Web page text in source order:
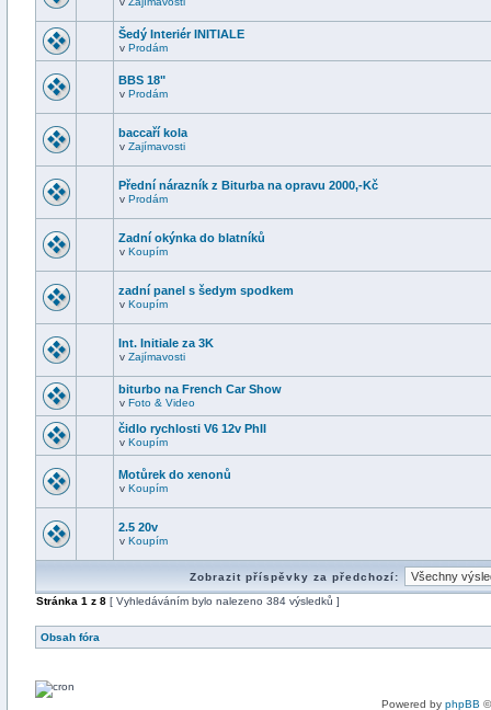
Šedý Interiér INITIALE
v Prodám
BBS 18"
v Prodám
baccaří kola
v Zajímavosti
Přední nárazník z Biturba na opravu 2000,-Kč
v Prodám
Zadní okýnka do blatníků
v Koupím
zadní panel s šedym spodkem
v Koupím
Int. Initiale za 3K
v Zajímavosti
biturbo na French Car Show
v Foto & Video
čidlo rychlosti V6 12v PhII
v Koupím
Motůrek do xenonů
v Koupím
2.5 20v
v Koupím
Zobrazit příspěvky za předchozí:
Stránka 1 z 8 [ Vyhledáváním bylo nalezeno 384 výsledků ]
Obsah fóra
Powered by phpBB